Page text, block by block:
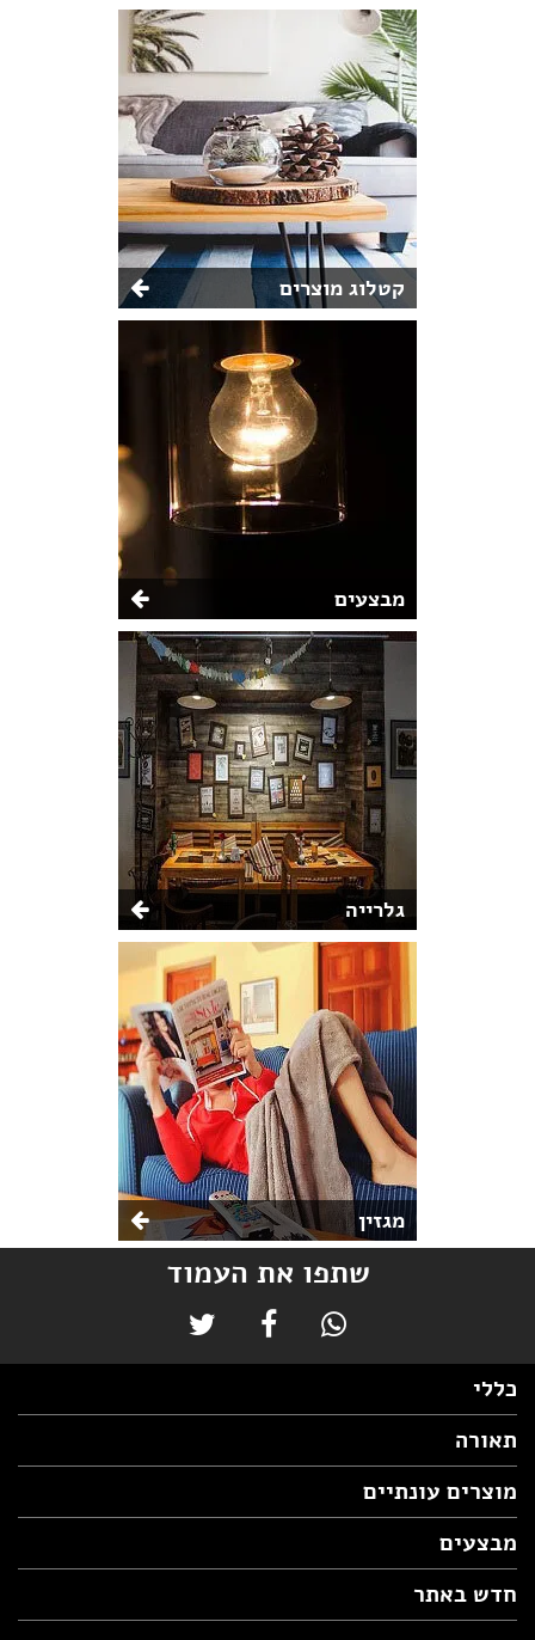
קטלוג מוצרים
מבצעים
גלרייה
מגזין
שתפו את העמוד
כללי
תאורה
מוצרים עונתיים
מבצעים
חדש באתר